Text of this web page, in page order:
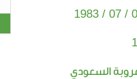
08
السعودي